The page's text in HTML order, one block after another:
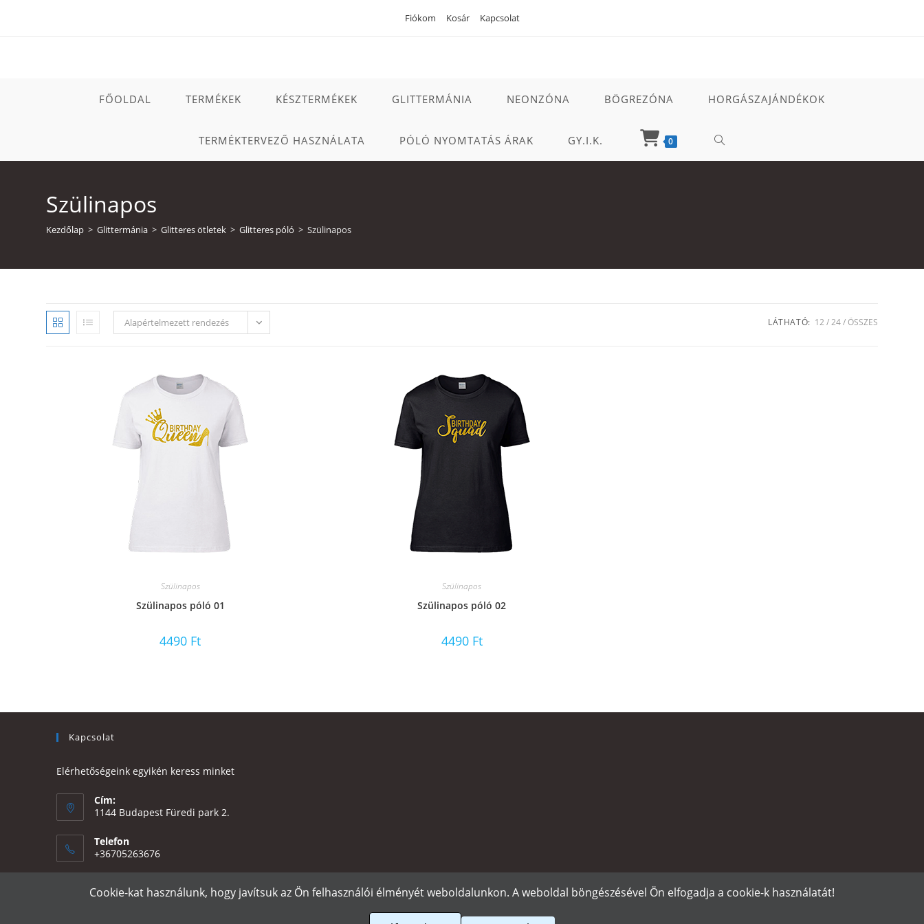
Fiókom Kosár Kapcsolat
FŐOLDAL TERMÉKEK KÉSZTERMÉKEK GLITTERMÁNIA NEONZÓNA BÖGREZÓNA HORGÁSZAJÁNDÉKOK
TERMÉKTERVEZŐ HASZNÁLATA PÓLÓ NYOMTATÁS ÁRAK GY.I.K. 0 TOGGLE
Szülinapos
Kezdőlap > Glittermánia > Glitteres ötletek > Glitteres póló > Szülinapos
Alapértelmezett rendezés LÁTHATÓ: 12 24 ÖSSZES
Szülinapos
Szülinapos póló 01
4490 Ft
Szülinapos
Szülinapos póló 02
4490 Ft
Kapcsolat
Elérhetőségeink egyikén keress minket
Cím:
1144 Budapest Füredi park 2.
Telefon
+36705263676
eszter@e-design.huOpens
Cookie-kat használunk, hogy javítsuk az Ön felhasználói élményét weboldalunkon. A weboldal böngészésével Ön elfogadja a cookie-k használatát!